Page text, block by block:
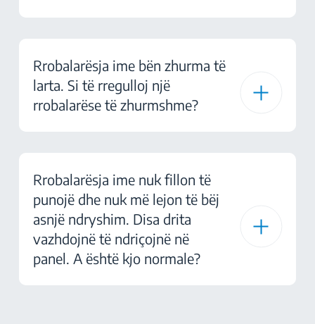
Rrobalarësja ime bën zhurma të
larta. Si të rregulloj një
rrobalarëse të zhurmshme?
Rrobalarësja ime nuk fillon të
punojë dhe nuk më lejon të bëj
asnjë ndryshim. Disa drita
vazhdojnë të ndriçojnë në
panel. A është kjo normale?